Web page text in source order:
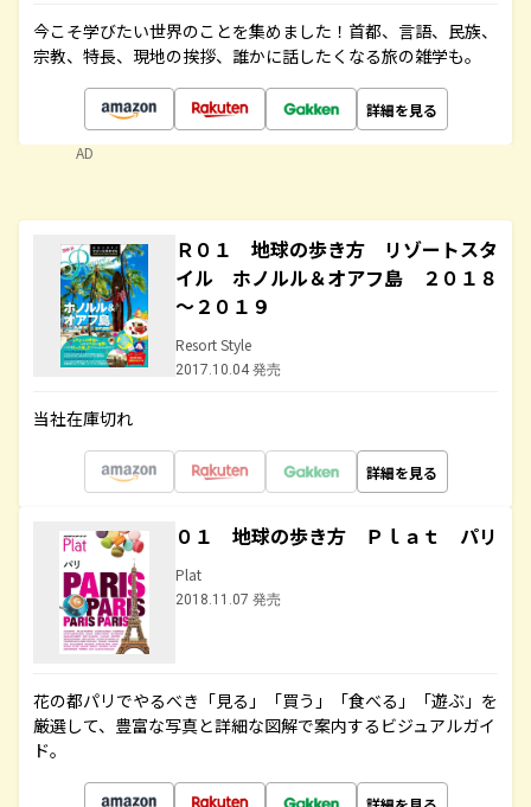
今こそ学びたい世界のことを集めました！首都、言語、民族、
宗教、特長、現地の挨拶、誰かに話したくなる旅の雑学も。
詳細を見る
AD
Ｒ０１ 地球の歩き方 リゾートスタ
イル ホノルル＆オアフ島 ２０１８
～２０１９
Resort Style
2017.10.04 発売
当社在庫切れ
詳細を見る
０１ 地球の歩き方 Ｐｌａｔ パリ
Plat
2018.11.07 発売
花の都パリでやるべき「見る」「買う」「食べる」「遊ぶ」を
厳選して、豊富な写真と詳細な図解で案内するビジュアルガイ
ド。